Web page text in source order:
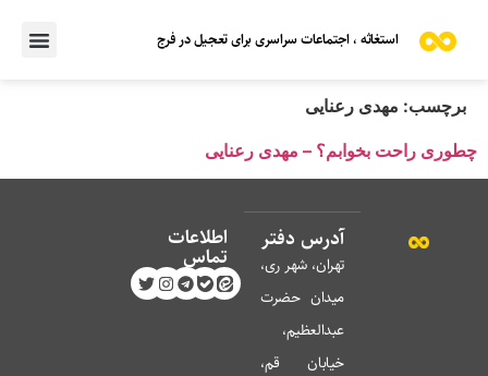
استغاثه ، اجتماعات سراسری برای تعجیل در فرج
برچسب: مهدی رعنایی
چطوری راحت بخوابم؟ – مهدی رعنایی
آدرس دفتر
تهران، شهر ری،
میدان حضرت
عبدالعظیم،
خیابان قم،
اطلاعات
تماس